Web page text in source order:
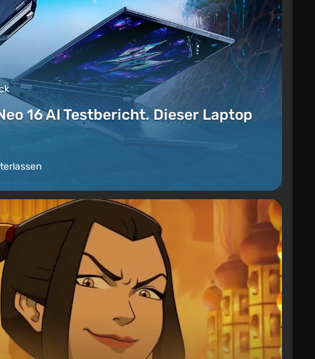
16 AI Testbericht. Dieser Laptop